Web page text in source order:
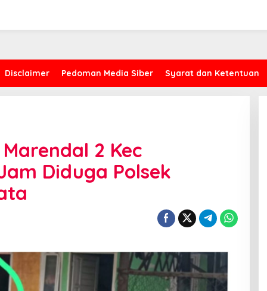
Disclaimer Pedoman Media Siber Syarat dan Ketentuan
2 Kec
Diduga Polsek
Berdasarkan Fakta, Bukan Opini